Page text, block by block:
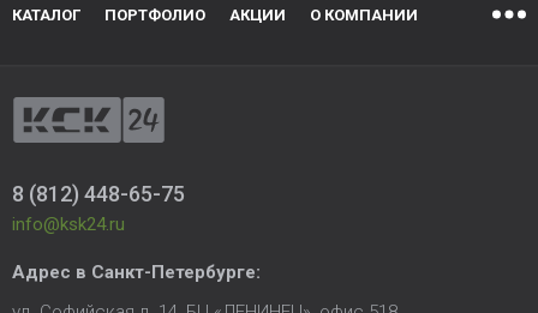
КАТАЛОГ ПОРТФОЛИО АКЦИИ О КОМПАНИИ
8 (812) 448-65-75
info@ksk24.ru
Адрес в Санкт-Петербурге: